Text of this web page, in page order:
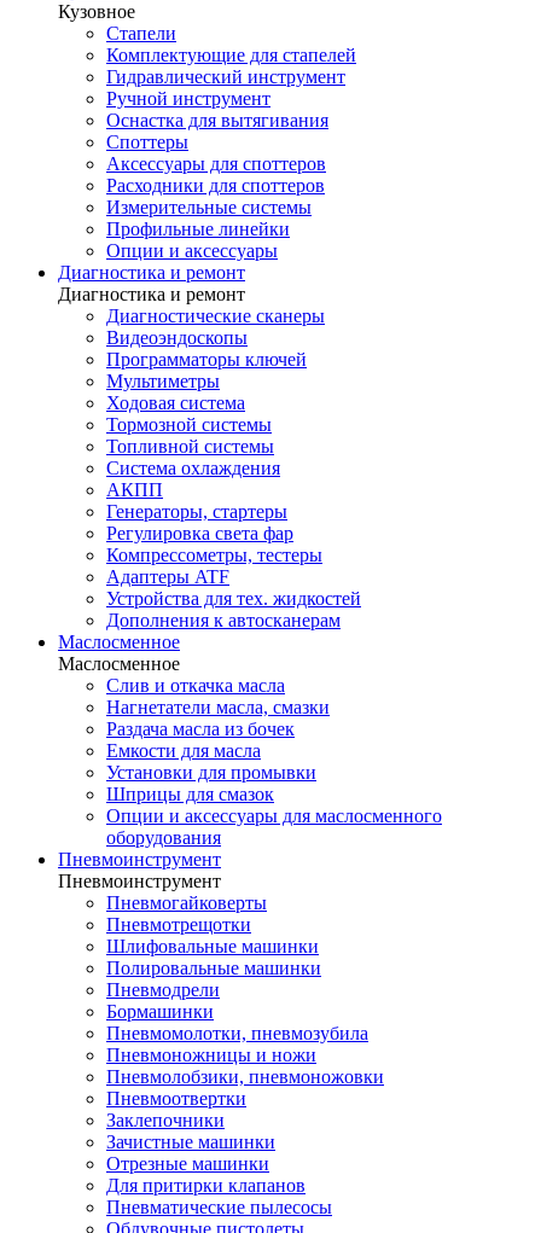
Кузовное
Стапели
Комплектующие для стапелей
Гидравлический инструмент
Ручной инструмент
Оснастка для вытягивания
Споттеры
Аксессуары для споттеров
Расходники для споттеров
Измерительные системы
Профильные линейки
Опции и аксессуары
Диагностика и ремонт
Диагностика и ремонт
Диагностические сканеры
Видеоэндоскопы
Программаторы ключей
Мультиметры
Ходовая система
Тормозной системы
Топливной системы
Система охлаждения
АКПП
Генераторы, стартеры
Регулировка света фар
Компрессометры, тестеры
Адаптеры ATF
Устройства для тех. жидкостей
Дополнения к автосканерам
Маслосменное
Маслосменное
Слив и откачка масла
Нагнетатели масла, смазки
Раздача масла из бочек
Емкости для масла
Установки для промывки
Шприцы для смазок
Опции и аксессуары для маслосменного
оборудования
Пневмоинструмент
Пневмоинструмент
Пневмогайковерты
Пневмотрещотки
Шлифовальные машинки
Полировальные машинки
Пневмодрели
Бормашинки
Пневмомолотки, пневмозубила
Пневмоножницы и ножи
Пневмолобзики, пневмоножовки
Пневмоотвертки
Заклепочники
Зачистные машинки
Отрезные машинки
Для притирки клапанов
Пневматические пылесосы
Обдувочные пистолеты